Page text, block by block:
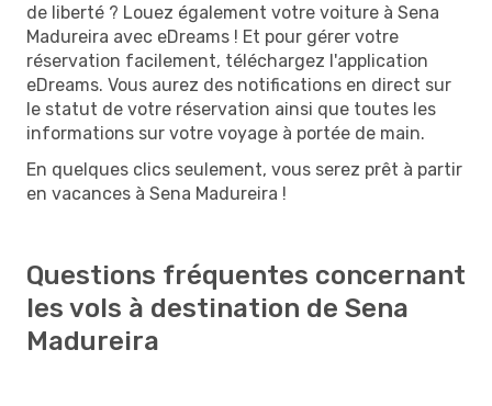
de liberté ? Louez également votre voiture à Sena
Madureira avec eDreams ! Et pour gérer votre
réservation facilement, téléchargez l'application
eDreams. Vous aurez des notifications en direct sur
le statut de votre réservation ainsi que toutes les
informations sur votre voyage à portée de main.
En quelques clics seulement, vous serez prêt à partir
en vacances à Sena Madureira !
Questions fréquentes concernant
les vols à destination de Sena
Madureira